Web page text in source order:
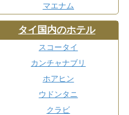
マエナム
タイ国内のホテル
スコータイ
カンチャナブリ
ホアヒン
ウドンタニ
クラビ